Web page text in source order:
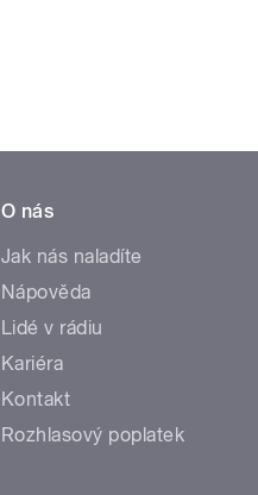
O nás
Jak nás naladíte
Nápověda
Lidé v rádiu
Kariéra
Kontakt
Rozhlasový poplatek